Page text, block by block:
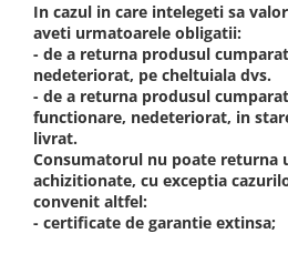
In cazul in care intelegeti sa
aveti urmatoarele obligatii:
- de a returna produsul
nedeteriorat, pe cheltuiala dvs.
- de a returna produsul
functionare, nedeteriorat, in
livrat.
Consumatorul nu poate returna
achizitionate, cu exceptia
convenit altfel:
- certificate de garantie extinsa;